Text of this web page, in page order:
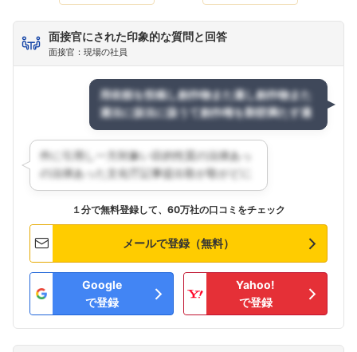
面接官にされた印象的な質問と回答
面接官：現場の社員
１分で無料登録して、60万社の口コミをチェック
メールで登録（無料）
Google
で登録
Yahoo!
で登録